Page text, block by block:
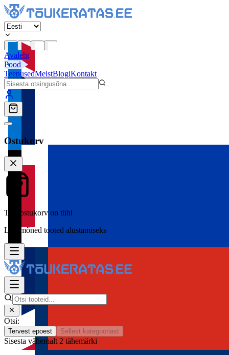
Avaleht
Pood
TeenusedMeistBlogiKontakt
Ostukorv
Teie ostukorv on tühi
Lisa mõned tooted alustamiseks
Otsi:
Tervest epoest Sellest kategooriast
Sisesta vähemalt 2 tähemärki